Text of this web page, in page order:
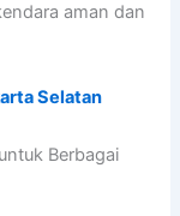
aman dan
Selatan
Berbagai